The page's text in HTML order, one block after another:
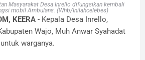
Masyarakat Desa Inrello difungsikan kembali
mobil Ambulans. (Whb/Inilahcelebes)
KEERA - Kepala Desa Inrello,
Wajo, Muh Anwar Syahadat
warganya.